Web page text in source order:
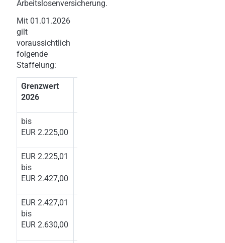
Arbeitslosenversicherung.
Mit 01.01.2026
gilt
voraussichtlich
folgende
Staffelung:
Grenzwert
2026
bis
EUR 2.225,00
EUR 2.225,01
bis
EUR 2.427,00
EUR 2.427,01
bis
EUR 2.630,00